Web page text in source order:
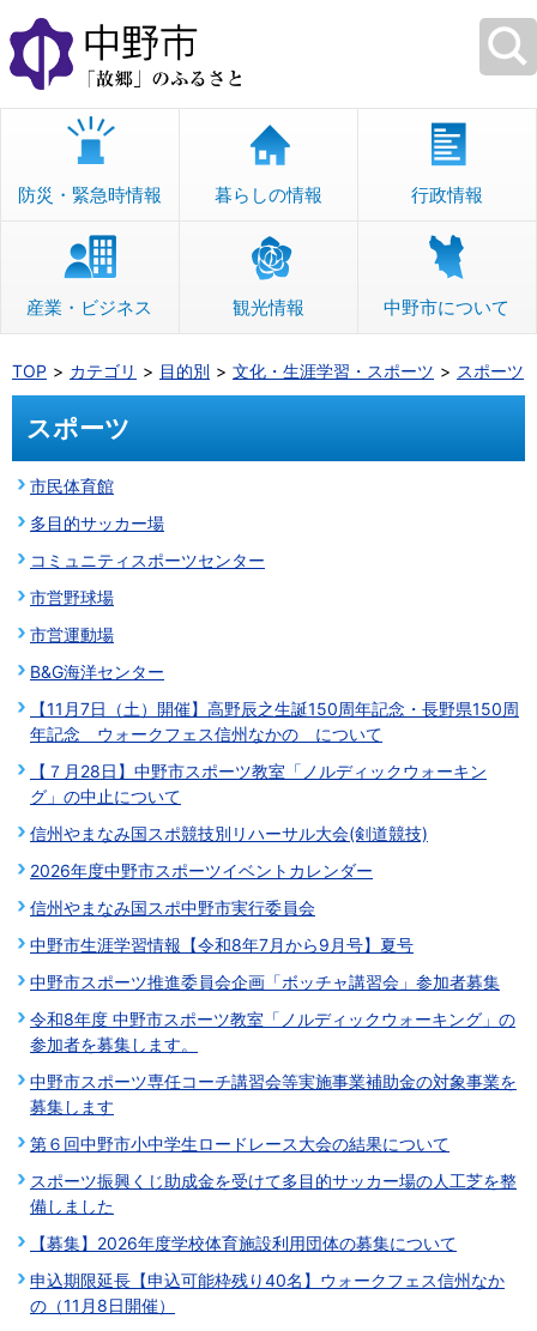
本
文
へ
移
防災・緊急時情報 暮らしの情報 行政情報
産業・ビジネス 観光情報 中野市について
TOP カテゴリ 目的別 文化・生涯学習・スポーツ スポーツ
スポーツ
市民体育館
多目的サッカー場
コミュニティスポーツセンター
市営野球場
市営運動場
B&G海洋センター
【11月7日（土）開催】高野辰之生誕150周年記念・長野県150周
年記念 ウォークフェス信州なかの について
【７月28日】中野市スポーツ教室「ノルディックウォーキン
グ」の中止について
信州やまなみ国スポ競技別リハーサル大会(剣道競技)
2026年度中野市スポーツイベントカレンダー
信州やまなみ国スポ中野市実行委員会
中野市生涯学習情報【令和8年7月から9月号】夏号
中野市スポーツ推進委員会企画「ボッチャ講習会」参加者募集
令和8年度 中野市スポーツ教室「ノルディックウォーキング」の
参加者を募集します。
中野市スポーツ専任コーチ講習会等実施事業補助金の対象事業を
募集します
第６回中野市小中学生ロードレース大会の結果について
スポーツ振興くじ助成金を受けて多目的サッカー場の人工芝を整
備しました
【募集】2026年度学校体育施設利用団体の募集について
申込期限延長【申込可能枠残り40名】ウォークフェス信州なか
の（11月8日開催）